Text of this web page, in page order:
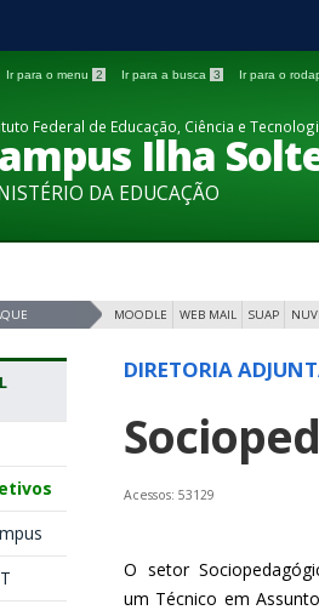
Ir para o menu 2 Ir para a busca 3 Ir para o
Federal de Educação, Ciência e
Ilha
DA EDUCAÇÃO
MOODLE WEB MAIL SUAP
DIRETORIA
Acessos: 53129
O setor
um Técnico em